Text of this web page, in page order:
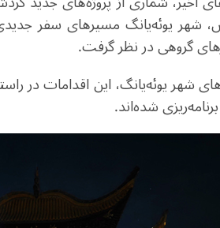
شهر یوئه‌یانگ مسیرهای سفر
گروهی در نظر گرفت.
شهر یوئه‌یانگ، این اقدامات در
شده‌اند.